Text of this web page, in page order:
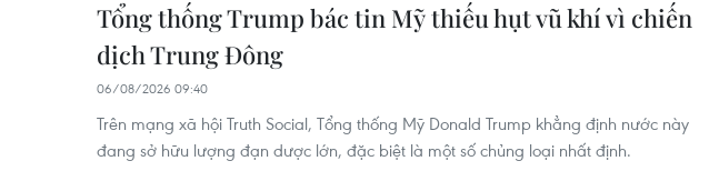
Tổng thống Trump bác tin Mỹ thiếu hụt vũ khí vì chiến
dịch Trung Đông
06/08/2026 09:40
Trên mạng xã hội Truth Social, Tổng thống Mỹ Donald Trump khẳng định nước này
đang sở hữu lượng đạn dược lớn, đặc biệt là một số chủng loại nhất định.